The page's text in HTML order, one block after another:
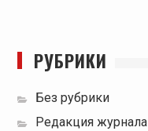
РУБРИКИ
Без рубрики
Редакция журнала